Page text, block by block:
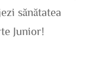
sănătatea
Junior!